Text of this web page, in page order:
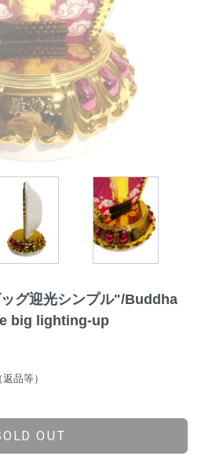
グ迎光シンプル"/Buddha
big lighting-up
品等）
OUT